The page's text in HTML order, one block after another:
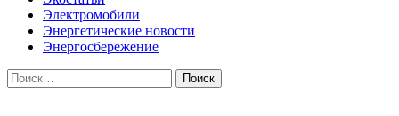
Электромобили
Энергетические новости
Энергосбережение
Найти: